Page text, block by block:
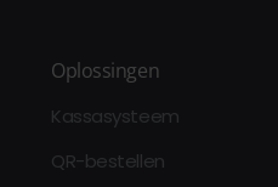
Oplossingen
Kassasysteem
QR-bestellen